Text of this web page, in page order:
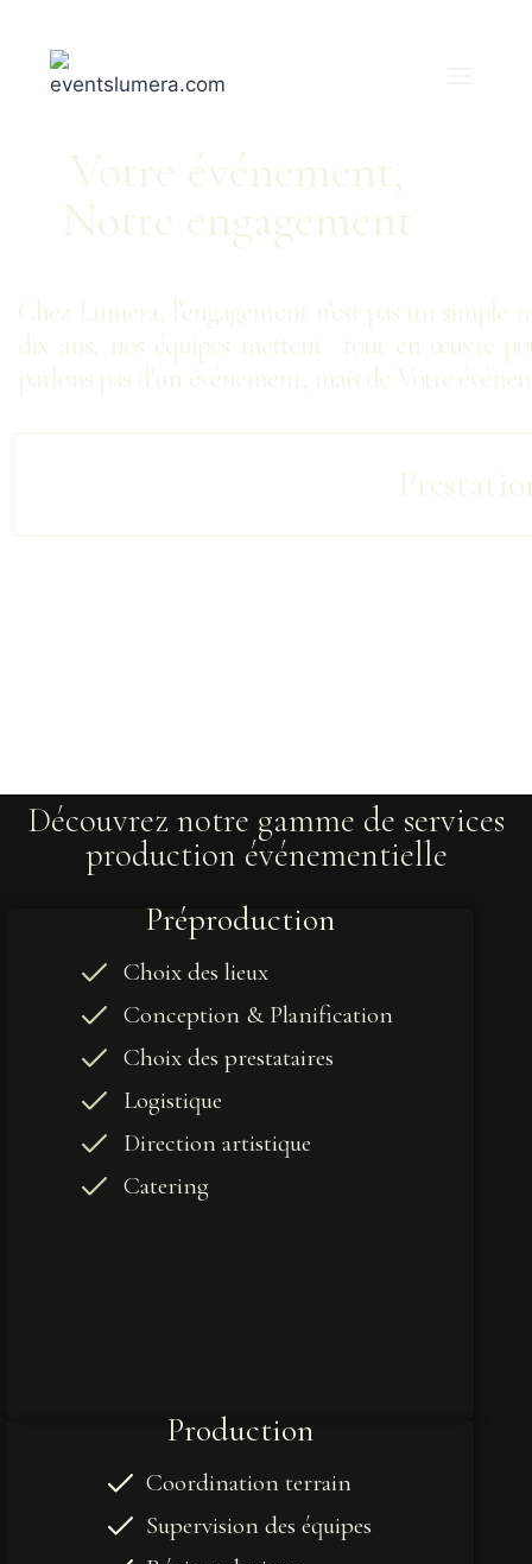
Votre événement,
Notre engagement
Chez Lumera, l’engagement n’est pas un simple
dix ans, nos équipes mettent tout en œuvre
parlons pas d’un événement, mais de Votre
Découvrez notre gamme de services
production événementielle
Préproduction
Choix des lieux
Conception & Planification
Choix des prestataires
Logistique
Direction artistique
Catering
Production
Coordination terrain
Supervision des équipes